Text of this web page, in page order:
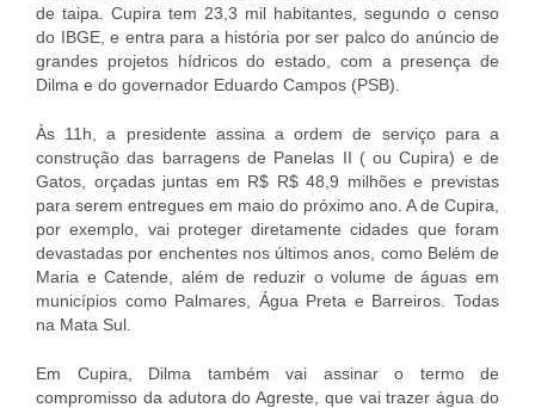
de taipa. Cupira tem 23,3 mil habitantes, segundo o censo
do IBGE, e entra para a história por ser palco do anúncio de
grandes projetos hídricos do estado, com a presença de
Dilma e do governador Eduardo Campos (PSB).
Às 11h, a presidente assina a ordem de serviço para a
construção das barragens de Panelas II ( ou Cupira) e de
Gatos, orçadas juntas em R$ R$ 48,9 milhões e previstas
para serem entregues em maio do próximo ano. A de Cupira,
por exemplo, vai proteger diretamente cidades que foram
devastadas por enchentes nos últimos anos, como Belém de
Maria e Catende, além de reduzir o volume de águas em
municípios como Palmares, Água Preta e Barreiros. Todas
na Mata Sul.
Em Cupira, Dilma também vai assinar o termo de
compromisso da adutora do Agreste, que vai trazer água do